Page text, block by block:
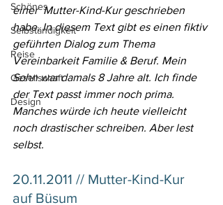
Schönes
Selbständigkeit
Reise
Gesellschaft
Design
einer  Mutter-Kind-Kur geschrieben
habe. In diesem Text gibt es einen fiktiv
geführten Dialog zum Thema
Vereinbarkeit Familie & Beruf. Mein
Sohn war damals 8 Jahre alt. Ich finde
der Text passt immer noch prima.
Manches würde ich heute vielleicht
noch drastischer schreiben. Aber lest
selbst.
20.11.2011 // Mutter-Kind-Kur
auf Büsum